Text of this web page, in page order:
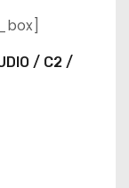
/ C2 /